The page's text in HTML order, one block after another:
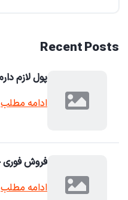
Recent Posts
پول لازم
ادامه مطلب
فروش فوری
ادامه مطلب